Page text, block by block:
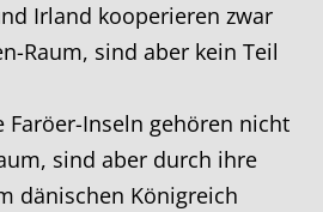
Irland kooperieren zwar
Raum, sind aber kein Teil
Faröer-Inseln gehören nicht
sind aber durch ihre
dänischen Königreich